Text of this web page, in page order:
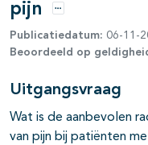
pijn
Opties
Publicatiedatum: 06-11-
Beoordeeld op
Uitgangsvraag
Wat is de aanbevolen
van pijn bij patiënten